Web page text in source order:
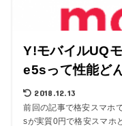
Y!モバイルUQ
e5sって性能ど
2018.12.13
前回の記事で格安スマホ
sが実質0円で格安スマホ